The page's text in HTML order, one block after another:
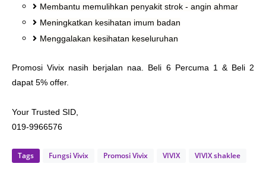
Membantu memulihkan penyakit strok - angin ahmar
Meningkatkan kesihatan imum badan
Menggalakan kesihatan keseluruhan
Promosi Vivix nasih berjalan naa. Beli 6 Percuma 1 & Beli 2
dapat 5% offer.
Your Trusted SID,
019-9966576
Tags Fungsi Vivix Promosi Vivix VIVIX VIVIX shaklee